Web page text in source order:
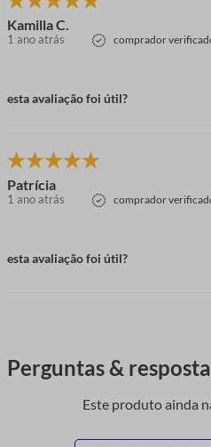
Kamilla C.
1 ano atrás comprador
esta avaliação foi útil?
Patrícia
1 ano atrás comprador
esta avaliação foi útil?
Perguntas &
Este produto ainda